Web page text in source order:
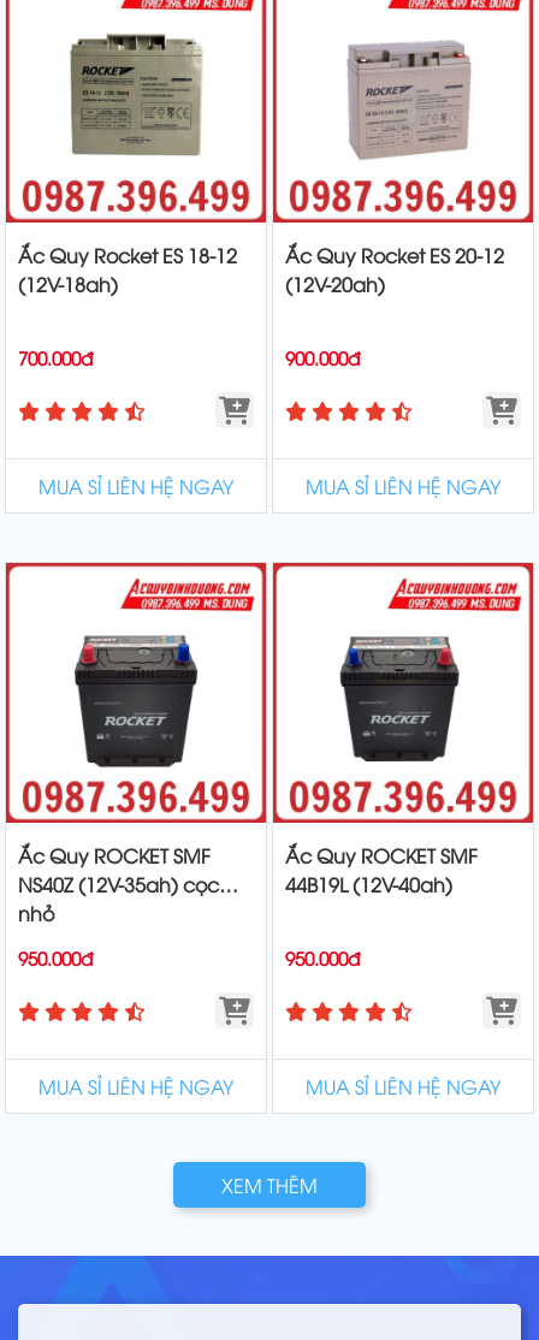
Ắc Quy Rocket ES 18-12
(12V-18ah)
700.000đ
MUA SỈ LIÊN HỆ NGAY
Ắc Quy Rocket ES 20-12
(12V-20ah)
900.000đ
MUA SỈ LIÊN HỆ NGAY
Ắc Quy ROCKET SMF
NS40Z (12V-35ah) cọc
nhỏ
950.000đ
MUA SỈ LIÊN HỆ NGAY
Ắc Quy ROCKET SMF
44B19L (12V-40ah)
950.000đ
MUA SỈ LIÊN HỆ NGAY
XEM THÊM